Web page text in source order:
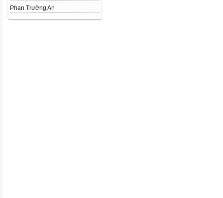
Phan Trường An